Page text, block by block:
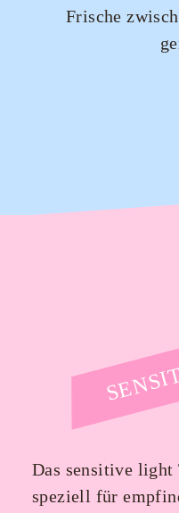
Frische
Das sensitive light
speziell für